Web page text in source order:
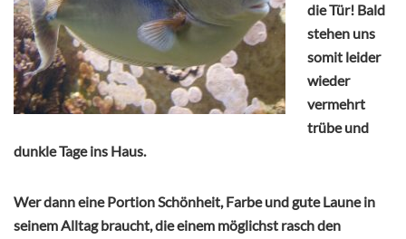
die Tür! Bald
stehen uns
somit leider
wieder
vermehrt
trübe und
dunkle Tage ins Haus.
Wer dann eine Portion Schönheit, Farbe und gute Laune in
seinem Alltag braucht, die einem möglichst rasch den